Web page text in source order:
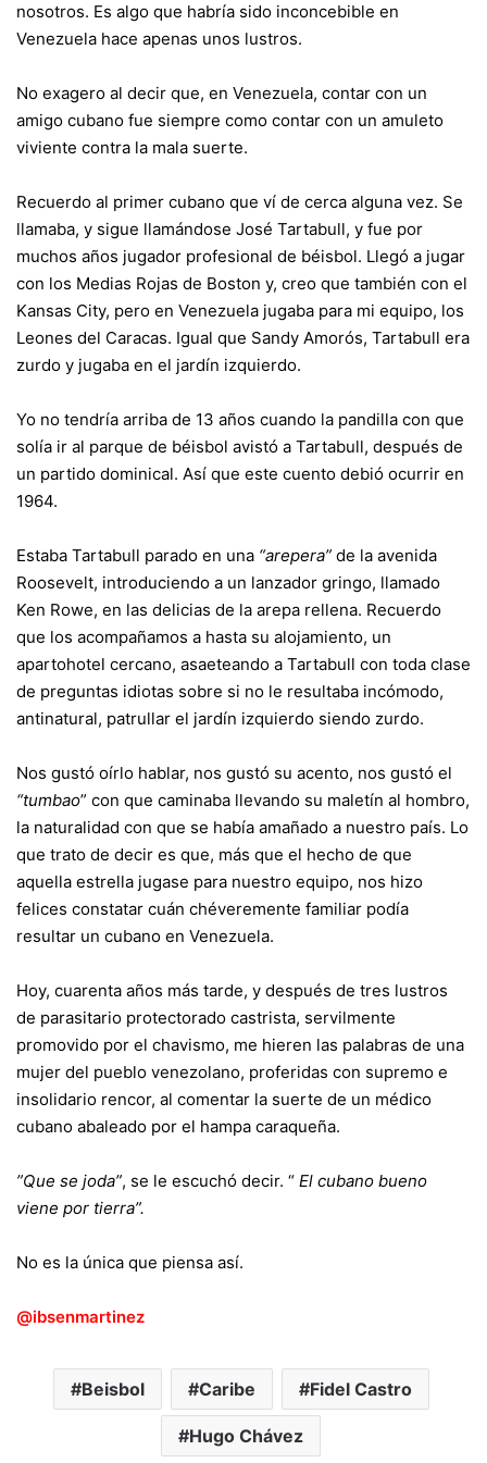
nosotros. Es algo que habría sido inconcebible en
Venezuela hace apenas unos lustros.
No exagero al decir que, en Venezuela, contar con un
amigo cubano fue siempre como contar con un amuleto
viviente contra la mala suerte.
Recuerdo al primer cubano que ví de cerca alguna vez. Se
llamaba, y sigue llamándose José Tartabull, y fue por
muchos años jugador profesional de béisbol. Llegó a jugar
con los Medias Rojas de Boston y, creo que también con el
Kansas City, pero en Venezuela jugaba para mi equipo, los
Leones del Caracas. Igual que Sandy Amorós, Tartabull era
zurdo y jugaba en el jardín izquierdo.
Yo no tendría arriba de 13 años cuando la pandilla con que
solía ir al parque de béisbol avistó a Tartabull, después de
un partido dominical. Así que este cuento debió ocurrir en
1964.
Estaba Tartabull parado en una “arepera” de la avenida
Roosevelt, introduciendo a un lanzador gringo, llamado
Ken Rowe, en las delicias de la arepa rellena. Recuerdo
que los acompañamos a hasta su alojamiento, un
apartohotel cercano, asaeteando a Tartabull con toda clase
de preguntas idiotas sobre si no le resultaba incómodo,
antinatural, patrullar el jardín izquierdo siendo zurdo.
Nos gustó oírlo hablar, nos gustó su acento, nos gustó el
“tumbao” con que caminaba llevando su maletín al hombro,
la naturalidad con que se había amañado a nuestro país. Lo
que trato de decir es que, más que el hecho de que
aquella estrella jugase para nuestro equipo, nos hizo
felices constatar cuán chéveremente familiar podía
resultar un cubano en Venezuela.
Hoy, cuarenta años más tarde, y después de tres lustros
de parasitario protectorado castrista, servilmente
promovido por el chavismo, me hieren las palabras de una
mujer del pueblo venezolano, proferidas con supremo e
insolidario rencor, al comentar la suerte de un médico
cubano abaleado por el hampa caraqueña.
”Que se joda”, se le escuchó decir. “ El cubano bueno
viene por tierra”.
No es la única que piensa así.
@ibsenmartinez
Beisbol Caribe Fidel Castro
Hugo Chávez